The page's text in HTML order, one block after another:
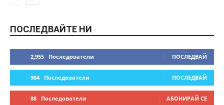
ПОСЛЕДВАЙТЕ НИ
2,955 Последователи ПОСЛЕДВАЙ
984 Последователи ПОСЛЕДВАЙ
88 Последователи АБОНИРАЙ СЕ